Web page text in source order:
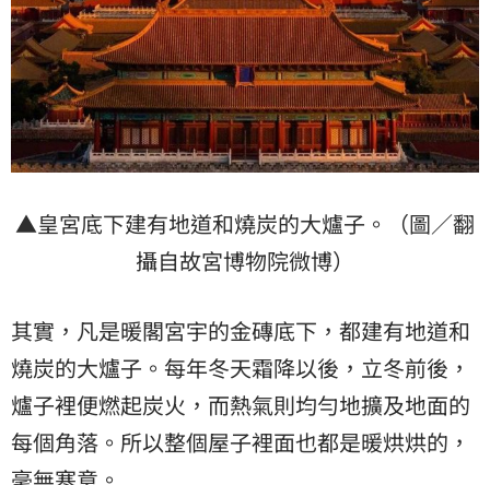
▲皇宮底下建有地道和燒炭的大爐子。（圖／翻
攝自故宮博物院微博）
其實，凡是暖閣宮宇的金磚底下，都建有地道和
燒炭的大爐子。每年冬天霜降以後，立冬前後，
爐子裡便燃起炭火，而熱氣則均勻地擴及地面的
每個角落。所以整個屋子裡面也都是暖烘烘的，